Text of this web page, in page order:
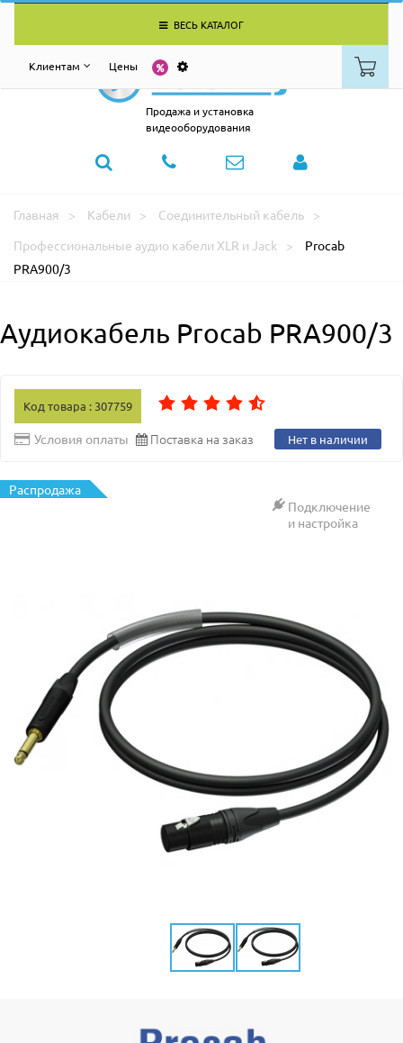
ВЕСЬ КАТАЛОГ
Клиентам Цены
Продажа и установка
видеооборудования
Главная Кабели
Соединительный кабель
Профессиональные аудио кабели XLR и Jack
Procab
PRA900/3
Аудиокабель Procab PRA900/3
Код товара : 307759
Условия оплаты Поставка на заказ Нет в наличии
Распродажа
Подключение
и настройка